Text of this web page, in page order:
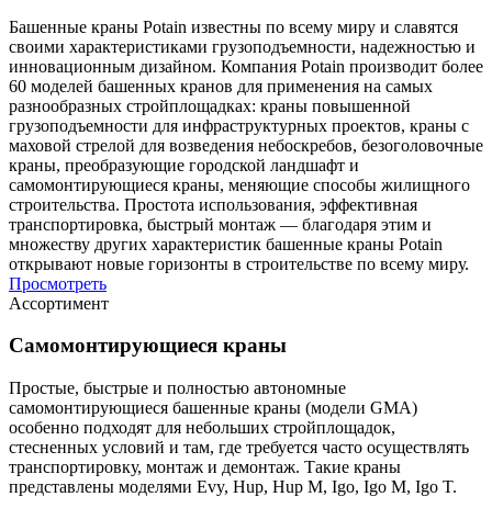
Башенные краны Potain известны по всему миру и славятся
своими характеристиками грузоподъемности, надежностью и
инновационным дизайном. Компания Potain производит более
60 моделей башенных кранов для применения на самых
разнообразных стройплощадках: краны повышенной
грузоподъемности для инфраструктурных проектов, краны с
маховой стрелой для возведения небоскребов, безоголовочные
краны, преобразующие городской ландшафт и
самомонтирующиеся краны, меняющие способы жилищного
строительства. Простота использования, эффективная
транспортировка, быстрый монтаж — благодаря этим и
множеству других характеристик башенные краны Potain
открывают новые горизонты в строительстве по всему миру.
Просмотреть
Ассортимент
Самомонтирующиеся краны
Простые, быстрые и полностью автономные
самомонтирующиеся башенные краны (модели GMA)
особенно подходят для небольших стройплощадок,
стесненных условий и там, где требуется часто осуществлять
транспортировку, монтаж и демонтаж. Такие краны
представлены моделями Evy, Hup, Hup M, Igo, Igo M, Igo T.